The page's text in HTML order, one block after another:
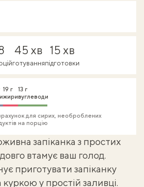
45 хв
готування
15 хв
підготовки
19 г
жири
13 г
вуглеводи
для сирих, необроблених
на порцію
запіканка з простих
втамує ваш голод.
приготувати запіканку
у простій заливці.